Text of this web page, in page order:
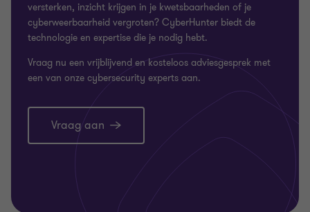
versterken, inzicht krijgen in je kwetsbaarheden of je
cyberweerbaarheid vergroten? CyberHunter biedt de
technologie en expertise die je nodig hebt.
Vraag nu een vrijblijvend en kosteloos adviesgesprek met
een van onze cybersecurity experts aan.
Vraag aan